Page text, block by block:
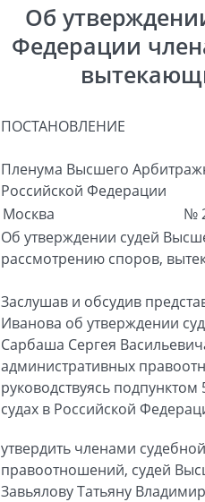
Об
Федерации
ПОСТАНОВЛЕНИЕ
Пленума Высшего
Российской Федерации
Москва
№
Об утверждении судей
рассмотрению споров,
Заслушав и обсудив
Иванова об утверждении
Сарбаша Сергея
административных
руководствуясь
судах в Российской
утвердить членами
правоотношений, судей
Завьялову Татьяну